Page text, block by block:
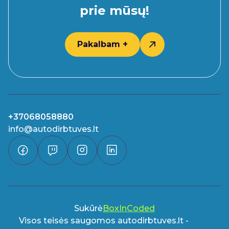
prie mūsų!
Pakalbam +
+37068058880
info@autodirbtuves.lt
SukūrėBoxInCoded
Visos teisės saugomos autodirbtuves.lt -